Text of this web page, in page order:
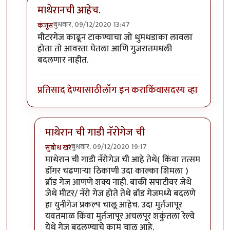
माथेरानची आहेच.
कंजूसबुधवार, 09/12/2020 13:47
In reply toनॅरोगेज ट्रेन...byहेमंतकुमार
मीटरगेज काढून टाकण्याचा जो धुमधडाका लावला
होता तो आवरता घेतला आणि गुजरातमधली
बदलणार नाहीत.
प्रतिसाद देण्यासाठीलॉग इन कराकिंवासदस्य व्हा
माथेरान ची गाडी नॅरोगेज ची
सुबोध खरेबुधवार, 09/12/2020 19:17
In reply toमाथेरानची आहेच.byकंजूस
माथेरान ची गाडी नॅरोगेज ची आहे तेथे( किंवा तत्सम
डोंगर चढणाऱ्या ठिकाणी उदा काल्का शिमला )
ब्रॉड गेज आणणे शक्य नाही. बाकी सपाटीवर जेथे
जेथे मीटर/ नॅरो गेज होते तेथे ब्रॉड गेजमध्ये बदलणे
हा युनीगेज प्रकल्प चालू आहेच. उदा मुर्तजापूर
यवतमाळ किंवा मुर्तजापूर अचलपूर शकुंतला रेल्वे